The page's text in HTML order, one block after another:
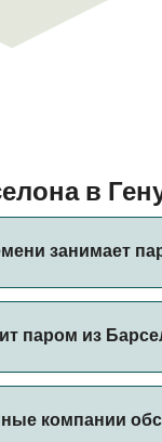
в
занимает
рекомендуется
паром из
сборов за
компании